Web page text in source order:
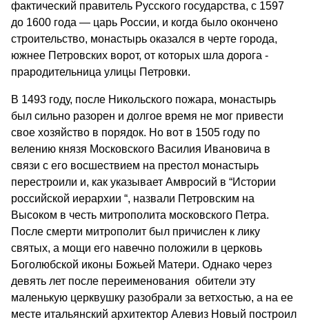
фактический правитель Русского государства, с 1597
до 1600 года — царь России, и когда было окончено
строительство, монастырь оказался в черте города,
южнее Петровских ворот, от которых шла дорога -
прародительница улицы Петровки.
В 1493 году, после Никольского пожара, монастырь
был сильно разорен и долгое время не мог привести
свое хозяйство в порядок. Но вот в 1505 году по
велению князя Московского Василия Ивановича в
связи с его восшествием на престол монастырь
перестроили и, как указывает Амвросий в “Истории
российской иерархии “, назвали Петровским на
Высоком в честь митрополита московского Петра.
После смерти митрополит был причислен к лику
святых, а мощи его навечно положили в церковь
Боголюбской иконы Божьей Матери. Однако через
девять лет после переименования обители эту
маленькую церквушку разобрали за ветхостью, а на ее
месте итальянский архитектор Алевиз Новый построил